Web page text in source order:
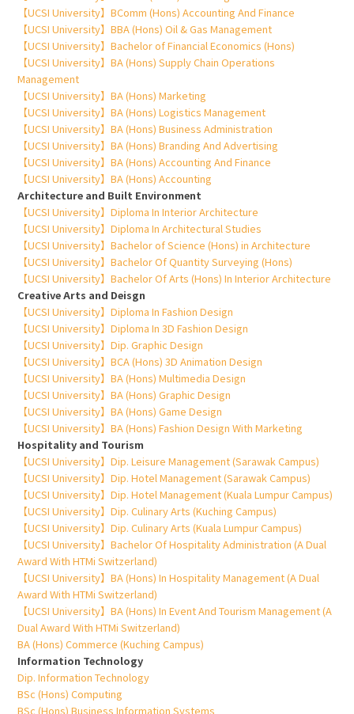
【UCSI University】BComm (Hons) Accounting And Finance
【UCSI University】BBA (Hons) Oil & Gas Management
【UCSI University】Bachelor of Financial Economics (Hons)
【UCSI University】BA (Hons) Supply Chain Operations
Management
【UCSI University】BA (Hons) Marketing
【UCSI University】BA (Hons) Logistics Management
【UCSI University】BA (Hons) Business Administration
【UCSI University】BA (Hons) Branding And Advertising
【UCSI University】BA (Hons) Accounting And Finance
【UCSI University】BA (Hons) Accounting
Architecture and Built Environment
【UCSI University】Diploma In Interior Architecture
【UCSI University】Diploma In Architectural Studies
【UCSI University】Bachelor of Science (Hons) in Architecture
【UCSI University】Bachelor Of Quantity Surveying (Hons)
【UCSI University】Bachelor Of Arts (Hons) In Interior Architecture
Creative Arts and Deisgn
【UCSI University】Diploma In Fashion Design
【UCSI University】Diploma In 3D Fashion Design
【UCSI University】Dip. Graphic Design
【UCSI University】BCA (Hons) 3D Animation Design
【UCSI University】BA (Hons) Multimedia Design
【UCSI University】BA (Hons) Graphic Design
【UCSI University】BA (Hons) Game Design
【UCSI University】BA (Hons) Fashion Design With Marketing
Hospitality and Tourism
【UCSI University】Dip. Leisure Management (Sarawak Campus)
【UCSI University】Dip. Hotel Management (Sarawak Campus)
【UCSI University】Dip. Hotel Management (Kuala Lumpur Campus)
【UCSI University】Dip. Culinary Arts (Kuching Campus)
【UCSI University】Dip. Culinary Arts (Kuala Lumpur Campus)
【UCSI University】Bachelor Of Hospitality Administration (A Dual
Award With HTMi Switzerland)
【UCSI University】BA (Hons) In Hospitality Management (A Dual
Award With HTMi Switzerland)
【UCSI University】BA (Hons) In Event And Tourism Management (A
Dual Award With HTMi Switzerland)
BA (Hons) Commerce (Kuching Campus)
Information Technology
Dip. Information Technology
BSc (Hons) Computing
BSc (Hons) Business Information Systems